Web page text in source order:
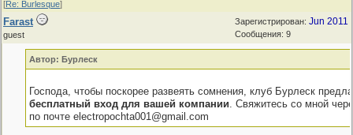
[Re: Burlesque]
Зарегистрирован: Jun 2011
Сообщения: 9
Farast
guest
Автор: Бурлеск
Господа, чтобы поскорее развеять сомнения, клуб Бурлеск
бесплатный вход для вашей компании. Свяжитесь со мной
по почте electropochta001@gmail.com